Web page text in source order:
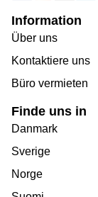
Information
Über uns
Kontaktiere uns
Büro vermieten
Finde uns in
Danmark
Sverige
Norge